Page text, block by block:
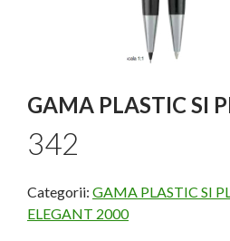
GAMA PLASTIC SI
342
Categorii: GAMA PLASTIC SI
ELEGANT 2000